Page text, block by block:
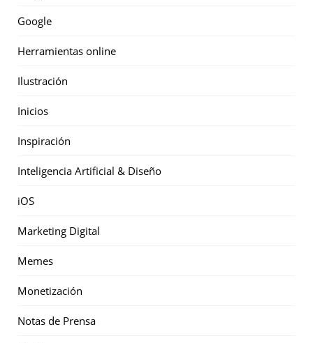
Google
Herramientas online
Ilustración
Inicios
Inspiración
Inteligencia Artificial & Diseño
iOS
Marketing Digital
Memes
Monetización
Notas de Prensa